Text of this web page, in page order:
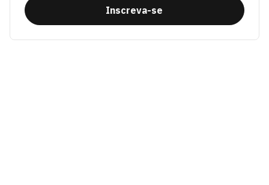
Inscreva-se